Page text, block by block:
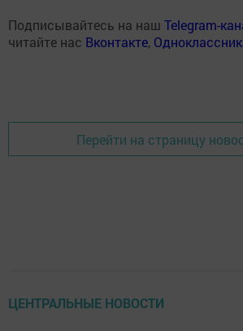
Подписывайтесь на наш Telegram-
читайте нас Вконтакте,
Перейти на страницу
ЦЕНТРАЛЬНЫЕ НОВОСТИ